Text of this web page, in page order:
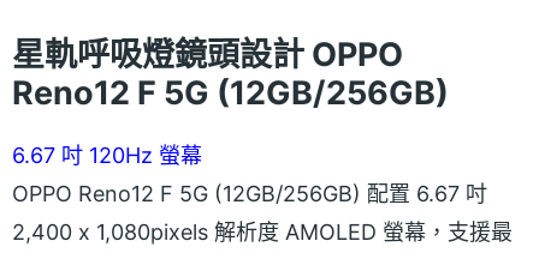
星軌呼吸燈鏡頭設計 OPPO
Reno12 F 5G (12GB/256GB)
6.67 吋 120Hz 螢幕
OPPO Reno12 F 5G (12GB/256GB) 配置 6.67 吋
2,400 x 1,080pixels 解析度 AMOLED 螢幕，支援最